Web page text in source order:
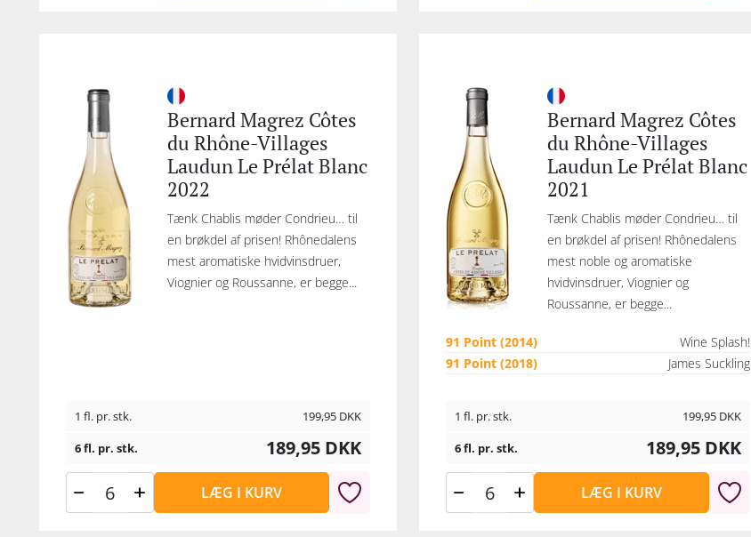
Bernard Magrez Côtes
du Rhône-Villages
Laudun Le Prélat Blanc
2022
Tænk Chablis møder Condrieu… til
en brøkdel af prisen! Rhônedalens
mest aromatiske hvidvinsdruer,
Viognier og Roussanne, er begge...
1 fl. pr. stk. 199,95 DKK
6 fl. pr. stk.
189,95 DKK
LÆG I KURV
Bernard Magrez Côtes
du Rhône-Villages
Laudun Le Prélat Blanc
2021
Tænk Chablis møder Condrieu… til
en brøkdel af prisen! Rhônedalens
mest noble og aromatiske
hvidvinsdruer, Viognier og
Roussanne, er begge...
91 Point (2014)
Wine Splash!
91 Point (2018)
James Suckling
1 fl. pr. stk. 199,95 DKK
6 fl. pr. stk.
189,95 DKK
LÆG I KURV